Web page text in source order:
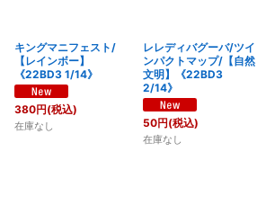
キングマニフェスト/
【レインボー】
《22BD3 1/14》
380円(税込)
在庫なし
レレディバグーバ/ツイ
ンパクトマップ/【自然
文明】《22BD3
2/14》
50円(税込)
在庫なし